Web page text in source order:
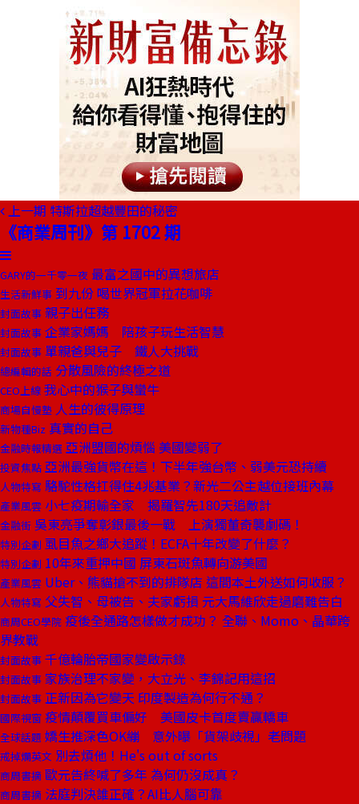
上一期 特斯拉超越豐田的秘密
《商業周刊》第 1702 期
GARY的一千零一夜 最富之國中的異想旅店
生活新鮮事 到九份 喝世界冠軍拉花咖啡
封面故事 親子出任務
封面故事 企業家媽媽 陪孩子玩生活智慧
封面故事 單親爸與兒子 鐵人大挑戰
總編輯的話 分散風險的終極之道
CEO上線 我心中的猴子與蠻牛
商場自慢塾 人生的彼得原理
新物種Biz 真實的自己
金融時報精選 亞洲盟國的煩惱 美國變弱了
投資焦點 亞洲最強貨幣在這！下半年強台幣、弱美元恐持續
人物特寫 駱駝性格扛得住4兆基業？新光二公主越位接班內幕
產業風雲 小七疫期輸全家 揭羅智先180天追敵計
金融街 吳東亮爭奪彰銀最後一戰 上演獨董奇襲劇碼！
特別企劃 虱目魚之鄉大追蹤！ECFA十年改變了什麼？
特別企劃 10年來重押中國 屏東石斑魚轉向游美國
產業風雲 Uber、熊貓搶不到的排隊店 這間本土外送如何收服？
人物特寫 父失智、母被告、夫家虧損 元大馬維欣走過磨難告白
商周CEO學院 疫後全通路怎樣做才成功？ 全聯、Momo、晶華跨
界教戰
封面故事 千億輪胎帝國家變啟示錄
封面故事 家族治理不家變，大立光、李錦記用這招
封面故事 正新因為它變天 印度製造為何行不通？
國際視窗 疫情顛覆買車偏好 美國皮卡首度賣贏轎車
全球話題 嬌生推深色OK繃 意外曝「貨架歧視」老問題
戒掉爛英文 別去煩他！He's out of sorts
商周書摘 歐元告終喊了多年 為何仍沒成真？
商周書摘 法庭判決誰正確？AI比人腦可靠